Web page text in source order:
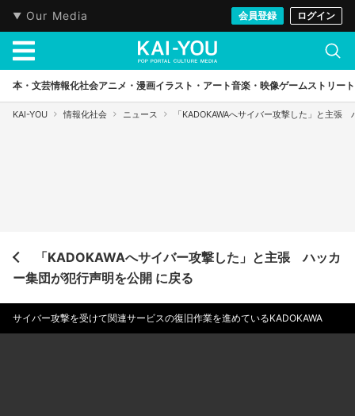
Our Media 会員登録 ログイン
本・文芸情報化社会アニメ・漫画イラスト・アート音楽・映像ゲームストリート
KAI-YOU 情報化社会 ニュース 「KADOKAWAへサイバー攻撃した」と主張
「KADOKAWAへサイバー攻撃した」と主張 ハッカ
ー集団が犯行声明を公開 に戻る
サイバー攻撃を受けて関連サービスの復旧作業を進めているKADOKAWA